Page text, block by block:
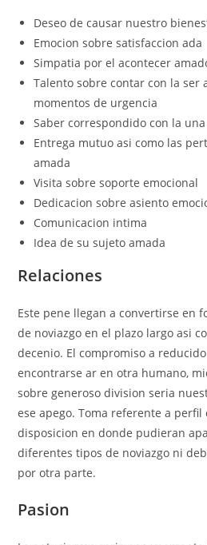
Deseo de causar nuestro
Emocion sobre satisfaccion ada
Simpatia por el acontecer
Talento sobre contar con la ser
momentos de urgencia
Saber correspondido con la
Entrega mutuo asi­ como las
amada
Visita sobre soporte emocional
Dedicacion sobre asiento
Comunicacion intima
Idea de su sujeto amada
Relaciones
Este pene llegan a convertirse en
de noviazgo en el plazo largo asi­
decenio. El compromiso a
encontrarse ar en otra humano,
sobre generoso division seri­a
ese apego. Toma referente a perfil
disposicion en donde pudieran
diferentes tipos de noviazgo ni
por otra parte.
Pasion